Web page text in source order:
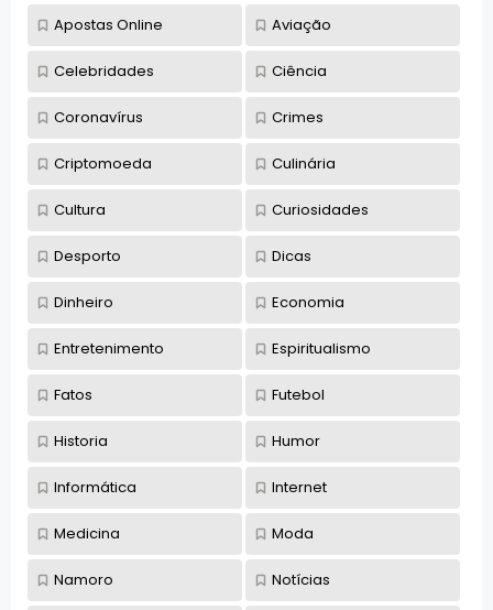
Apostas Online Aviação
Celebridades Ciência
Coronavírus Crimes
Criptomoeda Culinária
Cultura Curiosidades
Desporto Dicas
Dinheiro Economia
Entretenimento Espiritualismo
Fatos Futebol
Historia Humor
Informática Internet
Medicina Moda
Namoro Notícias